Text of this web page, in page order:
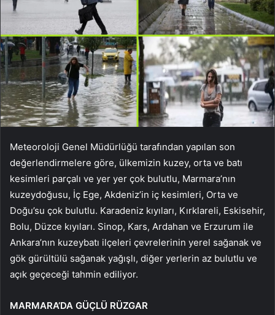
Meteoroloji Genel Müdürlüğü tarafından yapılan son
değerlendirmelere göre, ülkemizin kuzey, orta ve batı
kesimleri parçalı ve yer yer çok bulutlu, Marmara’nın
kuzeydoğusu, İç Ege, Akdeniz’in iç kesimleri, Orta ve
Doğu’su çok bulutlu. Karadeniz kıyıları, Kırklareli, Eskisehir,
Bolu, Düzce kıyıları. Sinop, Kars, Ardahan ve Erzurum ile
Ankara’nın kuzeybatı ilçeleri çevrelerinin yerel sağanak ve
gök gürültülü sağanak yağışlı, diğer yerlerin az bulutlu ve
açık geçeceği tahmin ediliyor.
MARMARA’DA GÜÇLÜ RÜZGAR